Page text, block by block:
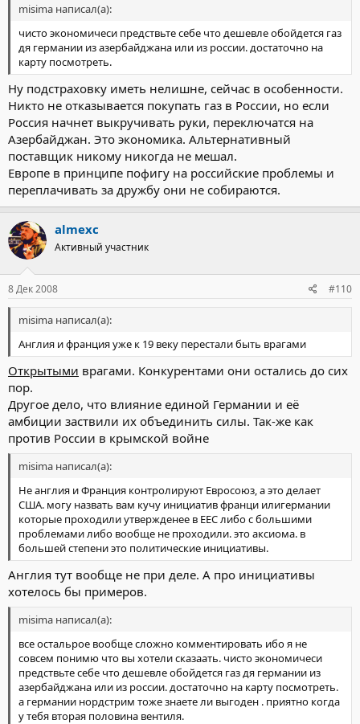
Нажмите, чтобы раскрыть...
в газопровод из... Азербайджана!
misima написал(а):
чисто экономичеси предствьте себе что дешевле обойдется газ
дя германии из азербайджана или из россии. достаточно на
карту посмотреть.
Ну подстраховку иметь нелишне, сейчас в особенности.
Никто не отказывается покупать газ в России, но если
Россия начнет выкручивать руки, переключатся на
Азербайджан. Это экономика. Альтернативный
поставщик никому никогда не мешал.
Европе в принципе пофигу на российские проблемы и
переплачивать за дружбу они не собираются.
almexc
Активный участник
8 Дек 2008 #110
misima написал(а):
Англия и франция уже к 19 веку перестали быть врагами
Открытыми врагами. Конкурентами они остались до сих
пор.
Другое дело, что влияние единой Германии и её
амбиции заствили их объединить силы. Так-же как
против России в крымской войне
misima написал(а):
Не англия и Франция контролируют Евросоюз, а это делает
США. могу назвать вам кучу инициатив франци илигермании
которые проходили утвержденее в ЕЕС либо с большими
проблемами либо вообще не проходили. это аксиома. в
большей степени это политические инициативы.
Англия тут вообще не при деле. А про инициативы
хотелось бы примеров.
misima написал(а):
все остальрое вообще сложно комментировать ибо я не
совсем понимю что вы хотели сказаать. чисто экономичеси
предствьте себе что дешевле обойдется газ дя германии из
азербайджана или из россии. достаточно на карту посмотреть.
а германии нордстрим тоже знаете ли выгоден . приятно когда
у тебя вторая половина вентиля.